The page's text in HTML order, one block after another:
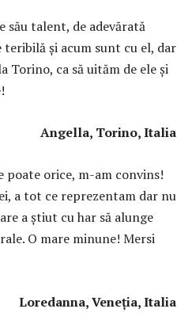
său talent, de adevărată
teribilă și acum sunt cu el, dar
Torino, ca să uităm de ele și
Italia
poate orice, m-am convins!
a tot ce reprezentam dar nu
a știut cu har să alunge
O mare minune! Mersi
Italia